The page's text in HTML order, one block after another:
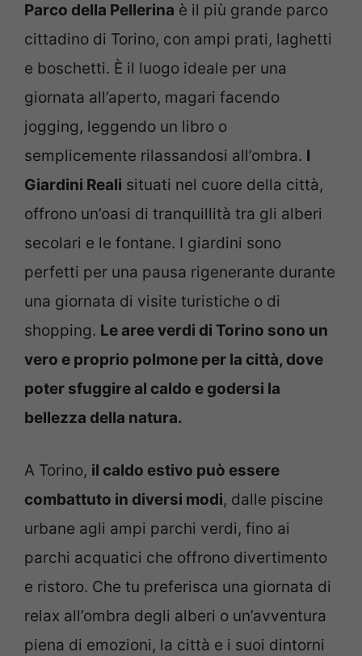
Parco della Pellerina è il più grande parco
cittadino di Torino, con ampi prati, laghetti
e boschetti. È il luogo ideale per una
giornata all’aperto, magari facendo
jogging, leggendo un libro o
semplicemente rilassandosi all’ombra. I
Giardini Reali situati nel cuore della città,
offrono un’oasi di tranquillità tra gli alberi
secolari e le fontane. I giardini sono
perfetti per una pausa rigenerante durante
una giornata di visite turistiche o di
shopping. Le aree verdi di Torino sono un
vero e proprio polmone per la città, dove
poter sfuggire al caldo e godersi la
bellezza della natura.
A Torino, il caldo estivo può essere
combattuto in diversi modi, dalle piscine
urbane agli ampi parchi verdi, fino ai
parchi acquatici che offrono divertimento
e ristoro. Che tu preferisca una giornata di
relax all’ombra degli alberi o un’avventura
piena di emozioni, la città e i suoi dintorni